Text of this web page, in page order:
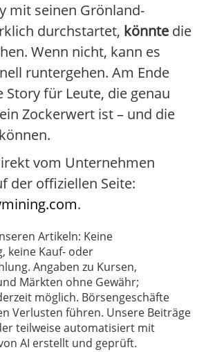
mit seinen Grönland-
durchstartet, könnte die
Wenn nicht, kann es
runtergehen. Am Ende
Story für Leute, die genau
Zockerwert ist – und die
vom Unternehmen
der offiziellen Seite:
.
Artikeln: Keine
keine Kauf- oder
Angaben zu Kursen,
Märkten ohne Gewähr;
möglich. Börsengeschäfte
Verlusten führen. Unsere Beiträge
teilweise automatisiert mit
AI erstellt und geprüft.